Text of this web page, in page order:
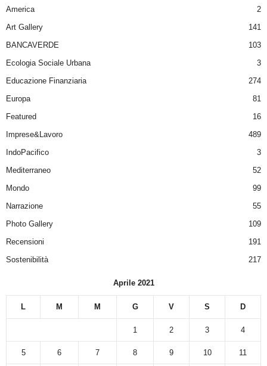
America
2
Art Gallery
141
BANCAVERDE
103
Ecologia Sociale Urbana
3
Educazione Finanziaria
274
Europa
81
Featured
16
Imprese&Lavoro
489
IndoPacifico
3
Mediterraneo
52
Mondo
99
Narrazione
55
Photo Gallery
109
Recensioni
191
Sostenibilità
217
Aprile 2021
L M M G V S D
1 2 3 4
5 6 7 8 9 10 11